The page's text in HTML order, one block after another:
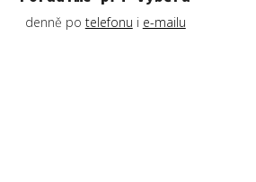
denně po telefonu i e-mailu